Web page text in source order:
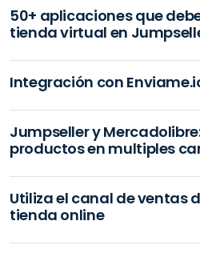
50+ aplicaciones que
tienda virtual en
Integración con
Jumpseller y
productos en multiples
Utiliza el canal de ventas
tienda online